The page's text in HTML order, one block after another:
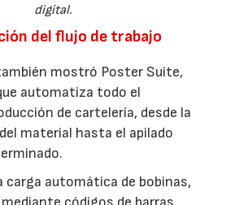
digital.
del flujo de trabajo
mostró Poster Suite,
automatiza todo el
de cartelería, desde la
material hasta el apilado
carga automática de bobinas,